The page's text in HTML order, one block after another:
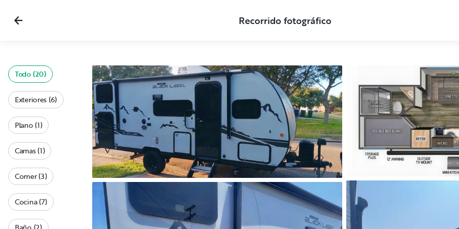
Recorrido fotográfico
Todo (20)
Exteriores (6)
Plano (1)
Camas (1)
Comer (3)
Cocina (7)